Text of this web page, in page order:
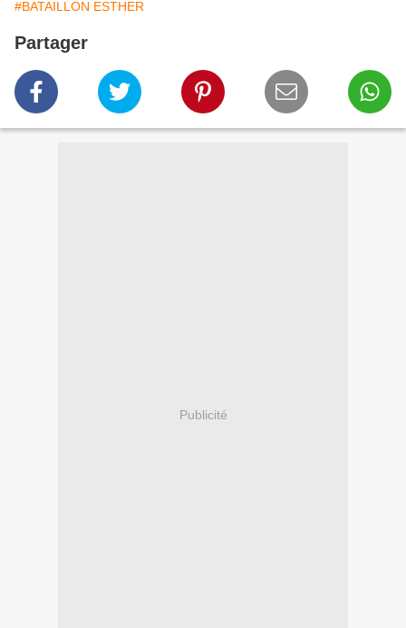
#BATAILLON ESTHER
Partager
Publicité